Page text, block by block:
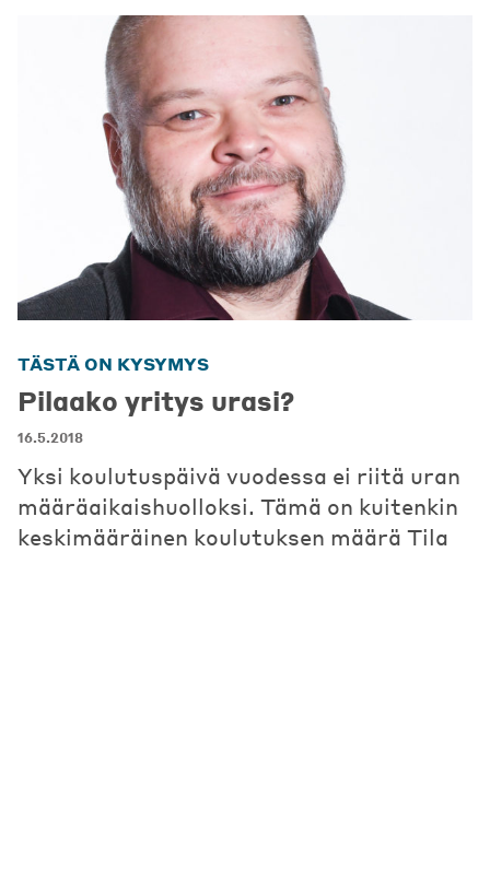
TÄSTÄ ON KYSYMYS
Pilaako yritys urasi?
16.5.2018
Yksi koulutuspäivä vuodessa ei riitä uran
määräaikaishuolloksi. Tämä on kuitenkin
keskimääräinen koulutuksen määrä Tila